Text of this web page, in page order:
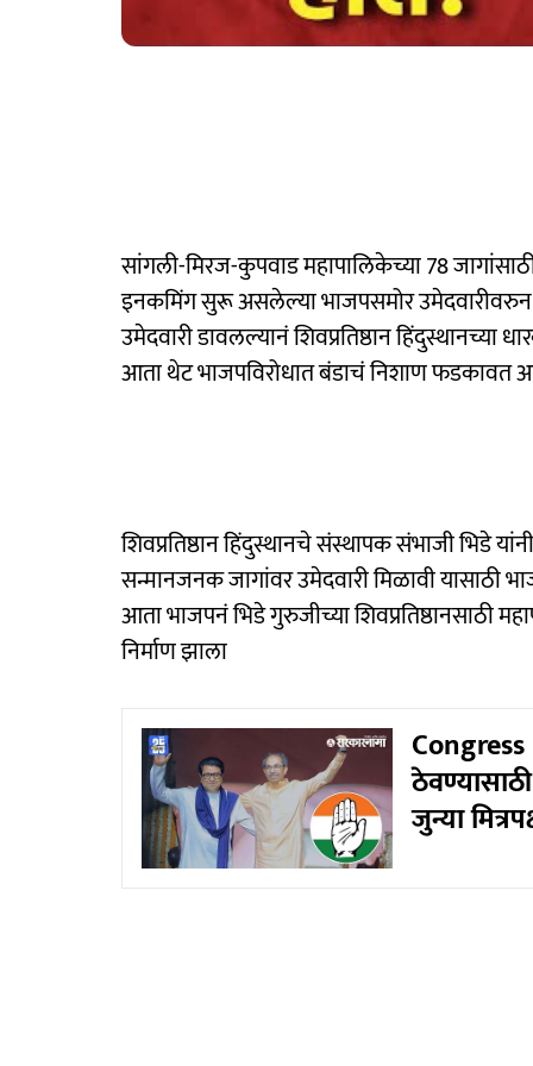
सांगली-मिरज-कुपवाड महापालिकेच्या 78
इनकमिंग सुरू असलेल्या भाजपसमोर
उमेदवारी डावलल्यानं शिवप्रतिष्ठान हिंदुस्थानच्या
आता थेट भाजपविरोधात बंडाचं निशाण फडकावत
शिवप्रतिष्ठान हिंदुस्थानचे संस्थापक संभाजी भिडे
सन्मानजनक जागांवर उमेदवारी मिळावी यासाठी
आता भाजपनं भिडे गुरुजीच्या शिवप्रतिष्ठानसाठी
निर्माण झाला
जुन्या